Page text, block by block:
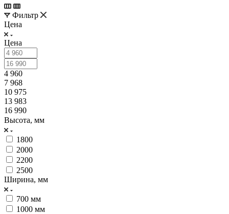
Фильтр
Цена
Цена
4 960
7 968
10 975
13 983
16 990
Высота, мм
1800
2000
2200
2500
Ширина, мм
700 мм
1000 мм